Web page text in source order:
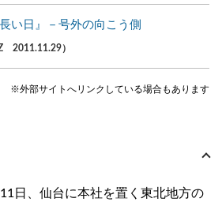
い日』－号外の向こう側
2011.11.29）
※外部サイトへリンクしている場合もあります
日、仙台に本社を置く東北地方の